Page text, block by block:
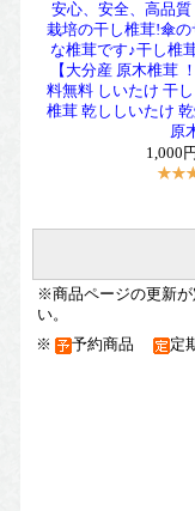
安心、安全、高品
栽培の干し椎茸!傘
な椎茸です♪干し椎
【大分産 原木椎茸
料無料 しいたけ 干
椎茸 乾ししいたけ
原
1,000
※商品ページの更新が
い。
※ 予約商品 定